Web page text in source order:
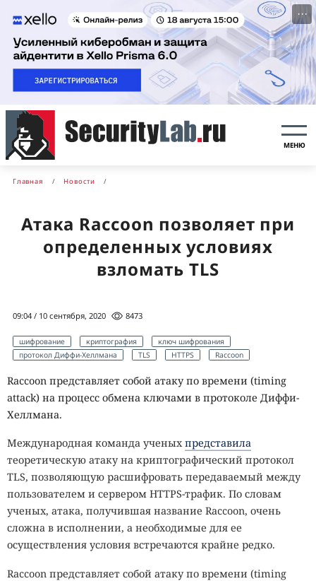
···
МЕНЮ
Главная Новости
Атака Raccoon позволяет при
определенных условиях
взломать TLS
09:04 / 10 сентября, 2020 8473
шифрование криптография
ключ шифрования
протокол Диффи-Хеллмана
TLS HTTPS Raccoon
Raccoon представляет собой атаку по времени (timing
attack) на процесс обмена ключами в протоколе Диффи-
Хеллмана.
Международная команда ученых представила
теоретическую атаку на криптографический протокол
TLS, позволяющую расшифровать передаваемый между
пользователем и сервером HTTPS-трафик. По словам
ученых, атака, получившая название Raccoon, очень
сложна в исполнении, а необходимые для ее
осуществления условия встречаются крайне редко.
Raccoon представляет собой атаку по времени (timing